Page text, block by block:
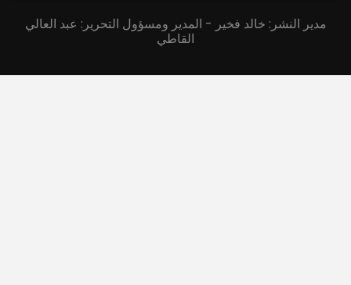
مدير النشر: خالد فخير - المدير ومسؤول التحرير: عبد العالي
القاطي